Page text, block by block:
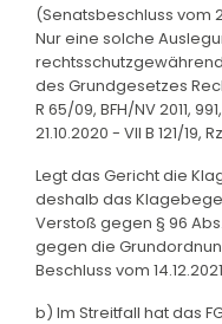
(Senatsbeschluss vom
Nur eine solche
des Grundgesetzes
R 65/09, BFH/NV 2011,
21.10.2020 - VII B 121/19,
Legt das Gericht die
deshalb das
Verstoß gegen § 96
gegen die
Beschluss vom
b) Im Streitfall hat das